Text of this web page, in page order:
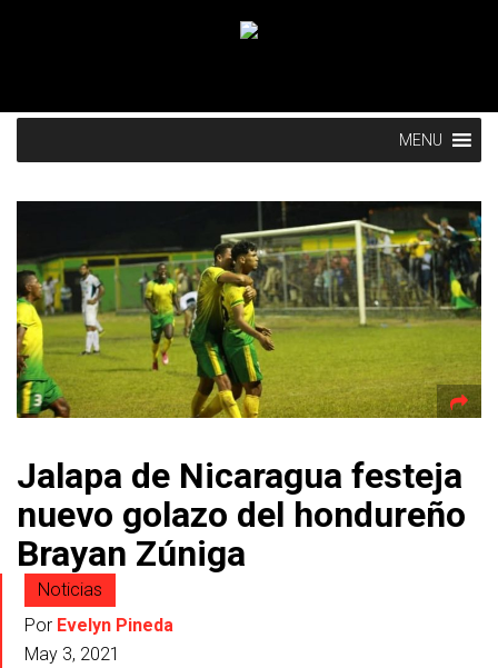
MENU
Jalapa de Nicaragua festeja
nuevo golazo del hondureño
Brayan Zúniga
Noticias
Por Evelyn Pineda
May 3, 2021